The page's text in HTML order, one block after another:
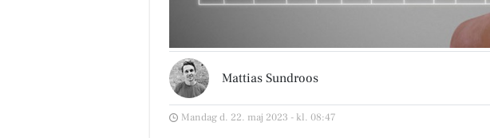
Mattias Sundroos
Mandag d. 22. maj 2023 - kl. 08:47